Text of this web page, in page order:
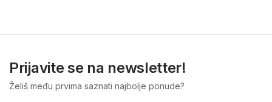
Prijavite se na newsletter!
Želiš među prvima saznati najbolje ponude?